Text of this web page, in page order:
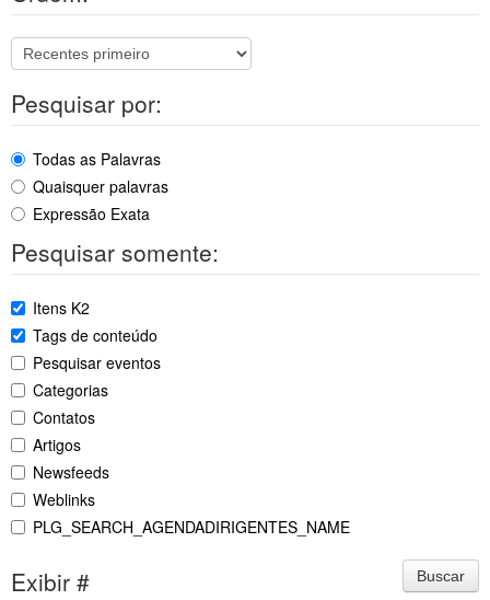
Pesquisar por:
Todas as Palavras
Quaisquer palavras
Expressão Exata
Pesquisar somente:
Itens K2
Tags de conteúdo
Pesquisar eventos
Categorias
Contatos
Artigos
Newsfeeds
Weblinks
PLG_SEARCH_AGENDADIRIGENTES_NAME
Buscar
Exibir #